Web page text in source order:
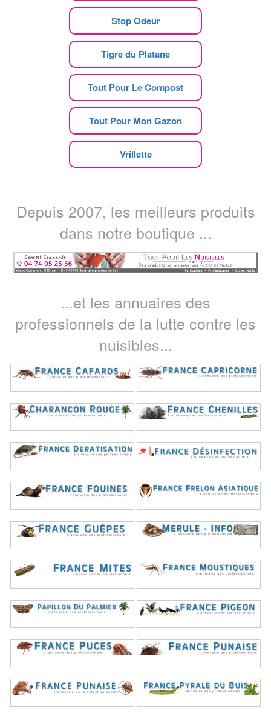
Stop Odeur
Tigre du Platane
Tout Pour Le Compost
Tout Pour Mon Gazon
Vrillette
Depuis 2007, les meilleurs produits
dans notre boutique ...
...et les annuaires des
professionnels de la lutte contre les
nuisibles...